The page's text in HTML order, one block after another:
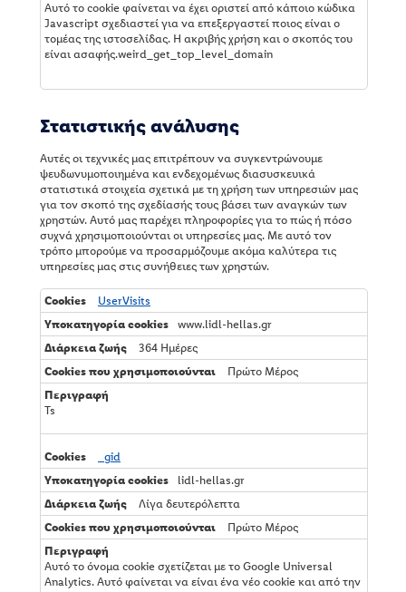
Αυτό το cookie φαίνεται να έχει οριστεί από κάποιο κώδικα
Javascript σχεδιαστεί για να επεξεργαστεί ποιος είναι ο
τομέας της ιστοσελίδας. Η ακριβής χρήση και ο σκοπός του
είναι ασαφής.weird_get_top_level_domain
Στατιστικής ανάλυσης
Αυτές οι τεχνικές μας επιτρέπουν να συγκεντρώνουμε
ψευδωνυμοποιημένα και ενδεχομένως διασυσκευικά
στατιστικά στοιχεία σχετικά με τη χρήση των υπηρεσιών μας
για τον σκοπό της σχεδίασής τους βάσει των αναγκών των
χρηστών. Αυτό μας παρέχει πληροφορίες για το πώς ή πόσο
συχνά χρησιμοποιούνται οι υπηρεσίες μας. Με αυτό τον
τρόπο μπορούμε να προσαρμόζουμε ακόμα καλύτερα τις
υπηρεσίες μας στις συνήθειες των χρηστών.
Σ
τ
α
ι
σ
ή
α
ν
ά
λ
υ
σ
η
ς
UserVisits
www.lidl-hellas.gr
364 Ημέρες
Πρώτο Μέρος
Ts
_gid
lidl-hellas.gr
Λίγα δευτερόλεπτα
Πρώτο Μέρος
Αυτό το όνομα cookie σχετίζεται με το Google Universal
Analytics. Αυτό φαίνεται να είναι ένα νέο cookie και από την